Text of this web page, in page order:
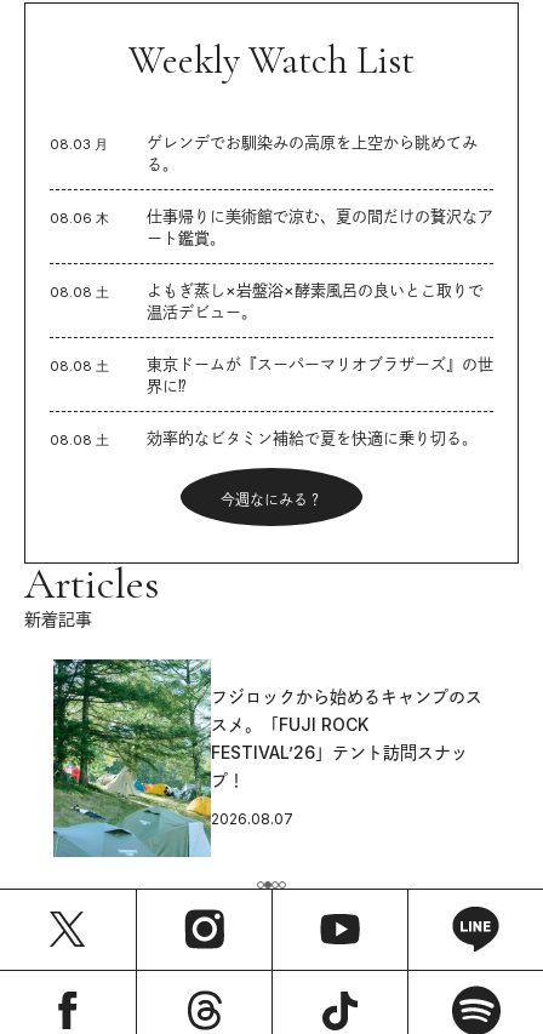
Weekly Watch List
08.03 月
ゲレンデでお馴染みの高原を上空から眺めてみ
る。
08.06 木
仕事帰りに美術館で涼む、夏の間だけの贅沢なア
ート鑑賞。
08.08 土
よもぎ蒸し×岩盤浴×酵素風呂の良いとこ取りで
温活デビュー。
08.08 土
東京ドームが『スーパーマリオブラザーズ』の世
界に⁉︎
08.08 土 効率的なビタミン補給で夏を快適に乗り切る。
今週なにみる？
Articles
新着記事
フジロックから始めるキャンプのス
スメ。「FUJI ROCK
FESTIVAL’26」テント訪問スナッ
プ！
2026.08.07